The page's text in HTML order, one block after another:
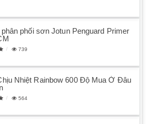
phối sơn Jotun Penguard Primer
739
Nhiệt Rainbow 600 Độ Mua Ở Đâu
564